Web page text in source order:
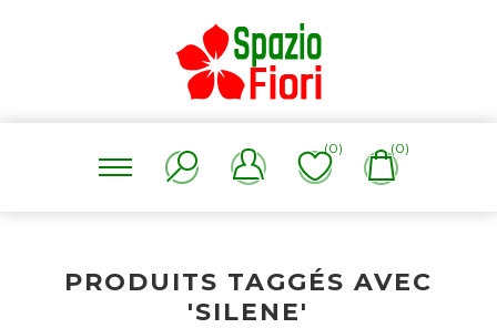
(0) (0)
PRODUITS TAGGÉS AVEC
'SILENE'